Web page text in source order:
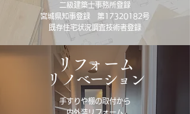
二級建築士事務所登録
宮城県知事登録 第17320182号
既存住宅状況調査技術者登録
リフォーム
​リノベーション
手すりや棚の取付から
内外装リフォーム